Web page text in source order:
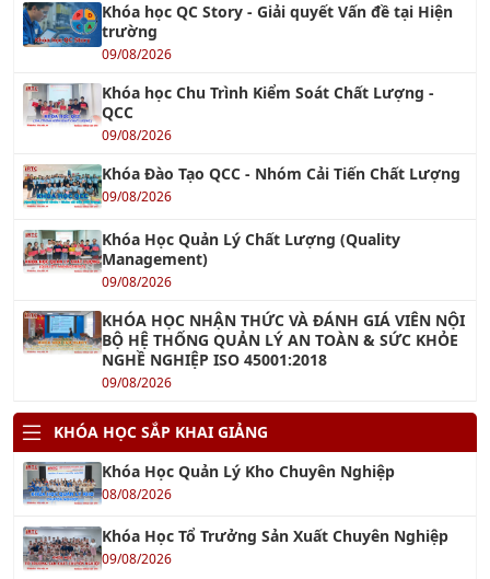
Khóa học QC Story - Giải quyết Vấn đề tại Hiện
trường
09/08/2026
Khóa học Chu Trình Kiểm Soát Chất Lượng -
QCC
09/08/2026
Khóa Đào Tạo QCC - Nhóm Cải Tiến Chất Lượng
09/08/2026
Khóa Học Quản Lý Chất Lượng (Quality
Management)
09/08/2026
KHÓA HỌC NHẬN THỨC VÀ ĐÁNH GIÁ VIÊN NỘI
BỘ HỆ THỐNG QUẢN LÝ AN TOÀN & SỨC KHỎE
NGHỀ NGHIỆP ISO 45001:2018
09/08/2026
KHÓA HỌC SẮP KHAI GIẢNG
Khóa Học Quản Lý Kho Chuyên Nghiệp
08/08/2026
Khóa Học Tổ Trưởng Sản Xuất Chuyên Nghiệp
09/08/2026